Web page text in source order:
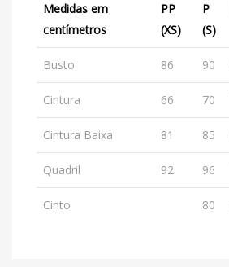
Medidas em
centímetros
PP
(XS)
P
(S)
Busto 86 90
Cintura 66 70
Cintura Baixa 81 85
Quadril 92 96
Cinto 80